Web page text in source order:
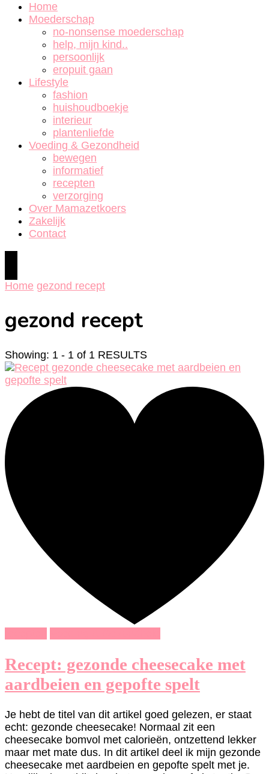
Home
Moederschap
no-nonsense moederschap
help, mijn kind..
persoonlijk
eropuit gaan
Lifestyle
fashion
huishoudboekje
interieur
plantenliefde
Voeding & Gezondheid
bewegen
informatief
recepten
verzorging
Over Mamazetkoers
Zakelijk
Contact
Home gezond recept
gezond recept
Showing: 1 - 1 of 1 RESULTS
Recept: gezonde cheesecake met
aardbeien en gepofte spelt
Je hebt de titel van dit artikel goed gelezen, er staat
echt: gezonde cheesecake! Normaal zit een
cheesecake bomvol met calorieën, ontzettend lekker
maar met mate dus. In dit artikel deel ik mijn gezonde
cheesecake met aardbeien en gepofte spelt met je.